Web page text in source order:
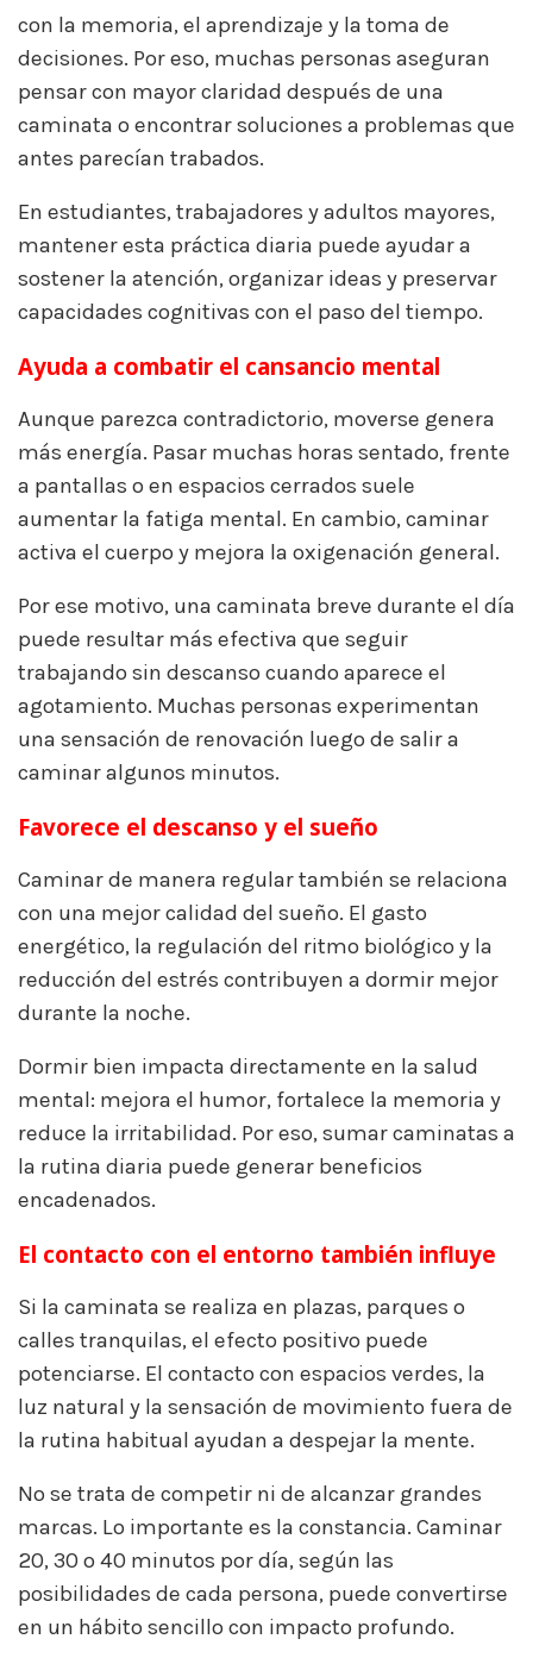
con la memoria, el aprendizaje y la toma de
decisiones. Por eso, muchas personas aseguran
pensar con mayor claridad después de una
caminata o encontrar soluciones a problemas que
antes parecían trabados.
En estudiantes, trabajadores y adultos mayores,
mantener esta práctica diaria puede ayudar a
sostener la atención, organizar ideas y preservar
capacidades cognitivas con el paso del tiempo.
Ayuda a combatir el cansancio mental
Aunque parezca contradictorio, moverse genera
más energía. Pasar muchas horas sentado, frente
a pantallas o en espacios cerrados suele
aumentar la fatiga mental. En cambio, caminar
activa el cuerpo y mejora la oxigenación general.
Por ese motivo, una caminata breve durante el día
puede resultar más efectiva que seguir
trabajando sin descanso cuando aparece el
agotamiento. Muchas personas experimentan
una sensación de renovación luego de salir a
caminar algunos minutos.
Favorece el descanso y el sueño
Caminar de manera regular también se relaciona
con una mejor calidad del sueño. El gasto
energético, la regulación del ritmo biológico y la
reducción del estrés contribuyen a dormir mejor
durante la noche.
Dormir bien impacta directamente en la salud
mental: mejora el humor, fortalece la memoria y
reduce la irritabilidad. Por eso, sumar caminatas a
la rutina diaria puede generar beneficios
encadenados.
El contacto con el entorno también influye
Si la caminata se realiza en plazas, parques o
calles tranquilas, el efecto positivo puede
potenciarse. El contacto con espacios verdes, la
luz natural y la sensación de movimiento fuera de
la rutina habitual ayudan a despejar la mente.
No se trata de competir ni de alcanzar grandes
marcas. Lo importante es la constancia. Caminar
20, 30 o 40 minutos por día, según las
posibilidades de cada persona, puede convertirse
en un hábito sencillo con impacto profundo.